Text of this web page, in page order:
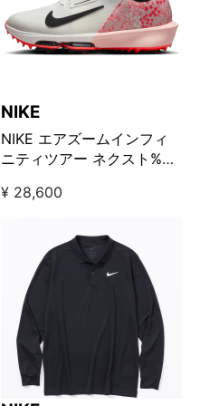
NIKE
NIKE エアズームインフィ
ニティツアー ネクスト%
/ブラック/ピンク
¥ 28,600